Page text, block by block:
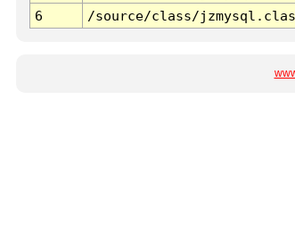
6
/source/class/